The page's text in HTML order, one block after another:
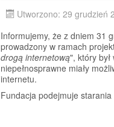
Utworzono: 29 grudzień
Informujemy, że z dniem 31
prowadzony w ramach
drogą internetową", który
niepełnosprawne miały
internetu.
Fundacja podejmuje